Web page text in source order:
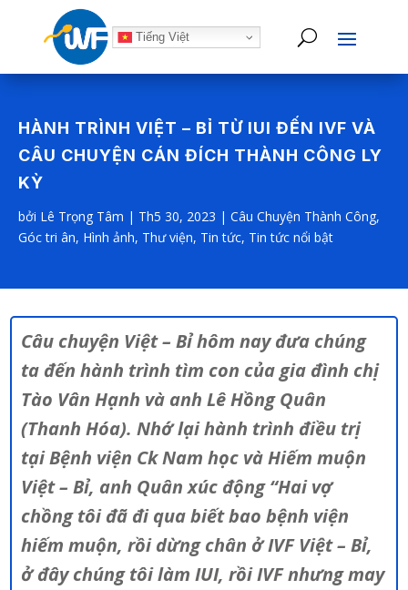
Tiếng Việt
HÀNH TRÌNH VIỆT – BỈ TỪ IUI ĐẾN IVF VÀ
CÂU CHUYỆN CÁN ĐÍCH THÀNH CÔNG LY
KỲ
bởi Lê Trọng Tâm | Th5 30, 2023 | Câu Chuyện Thành Công,
Góc tri ân, Hình ảnh, Thư viện, Tin tức, Tin tức nổi bật
Câu chuyện Việt – Bỉ hôm nay đưa chúng
ta đến hành trình tìm con của gia đình chị
Tào Vân Hạnh và anh Lê Hồng Quân
(Thanh Hóa). Nhớ lại hành trình điều trị
tại Bệnh viện Ck Nam học và Hiếm muộn
Việt – Bỉ, anh Quân xúc động “Hai vợ
chồng tôi đã đi qua biết bao bệnh viện
hiếm muộn, rồi dừng chân ở IVF Việt – Bỉ,
ở đây chúng tôi làm IUI, rồi IVF nhưng may